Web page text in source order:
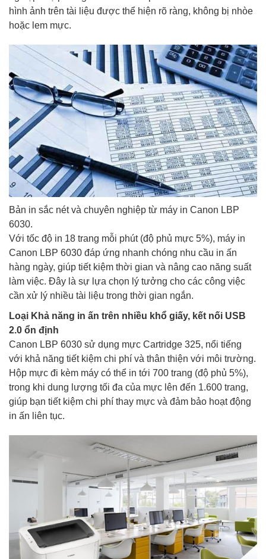
hình ảnh trên tài liệu được thể hiện rõ ràng, không bị nhòe
hoặc lem mực.
Bản in sắc nét và chuyên nghiệp từ máy in Canon LBP
6030.
Với tốc độ in 18 trang mỗi phút (độ phủ mực 5%), máy in
Canon LBP 6030 đáp ứng nhanh chóng nhu cầu in ấn
hàng ngày, giúp tiết kiệm thời gian và nâng cao năng suất
làm việc. Đây là sự lựa chọn lý tưởng cho các công việc
cần xử lý nhiều tài liệu trong thời gian ngắn.
Loại Khả năng in ấn trên nhiều khổ giấy, kết nối USB
2.0 ổn định
Canon LBP 6030 sử dụng mực Cartridge 325, nổi tiếng
với khả năng tiết kiệm chi phí và thân thiện với môi trường.
Hộp mực đi kèm máy có thể in tới 700 trang (độ phủ 5%),
trong khi dung lượng tối đa của mực lên đến 1.600 trang,
giúp bạn tiết kiệm chi phí thay mực và đảm bảo hoạt động
in ấn liên tục.